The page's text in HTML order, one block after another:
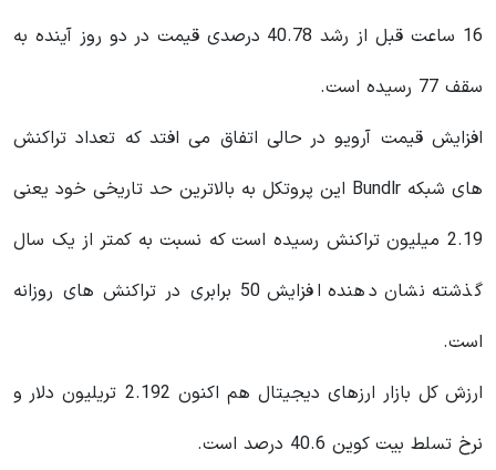
16 ساعت قبل از رشد 40.78 درصدی قیمت در دو روز آینده به
سقف 77 رسیده است.
افزایش قیمت آرویو در حالی اتفاق می‌ افتد که تعداد تراکنش‌
های شبکه Bundlr این پروتکل به بالاترین حد تاریخی خود یعنی
2.19 میلیون تراکنش رسیده است که نسبت به کمتر از یک سال
گذشته نشان دهنده افزایش 50 برابری در تراکنش‌ های روزانه
است.
ارزش کل بازار ارزهای دیجیتال هم اکنون 2.192 تریلیون دلار و
نرخ تسلط بیت کوین 40.6 درصد است.